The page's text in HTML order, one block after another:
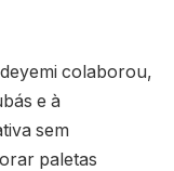
colaborou,
e à
sem
paletas